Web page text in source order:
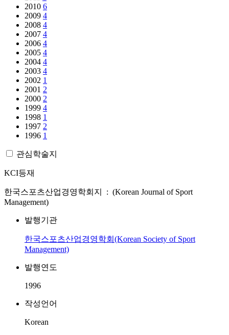
2010 6
2009 4
2008 4
2007 4
2006 4
2005 4
2004 4
2003 4
2002 1
2001 2
2000 2
1999 4
1998 1
1997 2
1996 1
관심학술지
KCI등재
한국스포츠산업경영학회지 : (Korean Journal of Sport
Management)
발행기관
한국스포츠산업경영학회(Korean Society of Sport
Management)
발행연도
1996
작성언어
Korean